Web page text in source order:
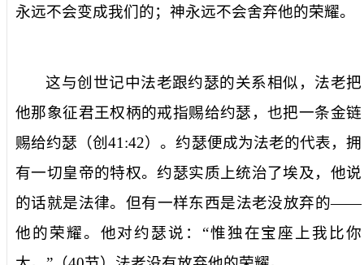
永远不会变成我们的；神永远不会舍弃他的荣耀。
这与创世记中法老跟约瑟的关系相似，法老把
他那象征君王权柄的戒指赐给约瑟，也把一条金链
赐给约瑟（创41:42）。约瑟便成为法老的代表，拥
有一切皇帝的特权。约瑟实质上统治了埃及，他说
的话就是法律。但有一样东西是法老没放弃的——
他的荣耀。他对约瑟说：“惟独在宝座上我比你